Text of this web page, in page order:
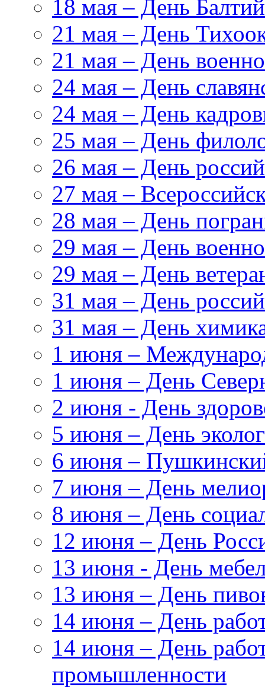
18 мая – День
21 мая – День
21 мая – День
24 мая – День
24 мая – День
25 мая – День
26 мая – День
27 мая –
28 мая – День
29 мая – День
29 мая – День
31 мая – День
31 мая – День
1 июня –
1 июня – День
2 июня - День
5 июня – День
6 июня –
7 июня – День
8 июня – День
12 июня – День
13 июня - День
13 июня – День
14 июня – День
14 июня – День
промышленности